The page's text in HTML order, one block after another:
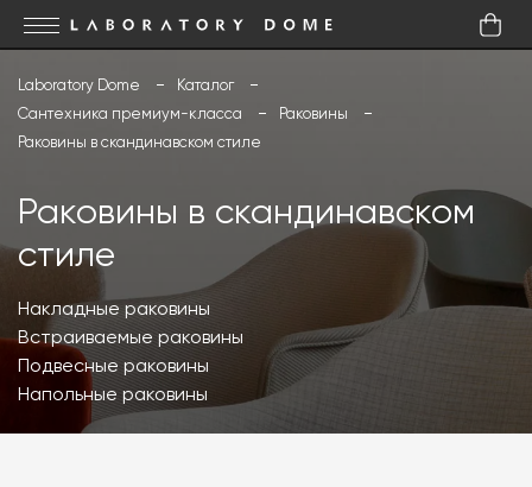
Laboratory Dome
Каталог
Сантехника премиум-класса
Раковины
Раковины в скандинавском стиле
Раковины в скандинавском
стиле
Накладные раковины
Встраиваемые раковины
Подвесные раковины
Напольные раковины